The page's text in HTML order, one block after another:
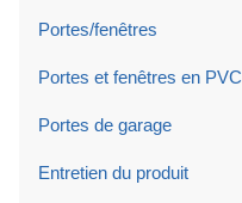
Portes/fenêtres
Portes et fenêtres en PVC
Portes de garage
Entretien du produit